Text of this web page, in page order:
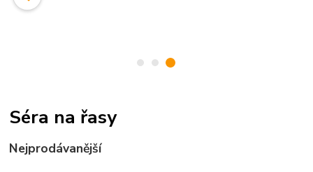
Séra na řasy
Nejprodávanější